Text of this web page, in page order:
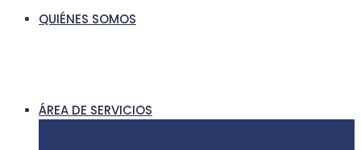
QUIÉNES SOMOS
ÁREA DE SERVICIOS